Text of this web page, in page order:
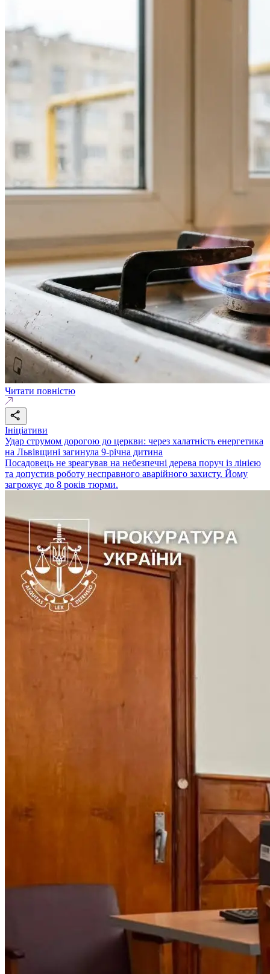
Читати повністю
Ініціативи
Удар струмом дорогою до церкви: через халатність енергетика
на Львівщині загинула 9-річна дитина
Посадовець не зреагував на небезпечні дерева поруч із лінією
та допустив роботу несправного аварійного захисту. Йому
загрожує до 8 років тюрми.